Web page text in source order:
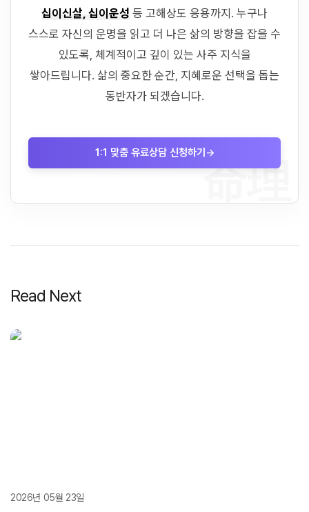
命理
십이신살, 십이운성 등 고해상도 응용까지. 누구나
스스로 자신의 운명을 읽고 더 나은 삶의 방향을 잡을 수
있도록, 체계적이고 깊이 있는 사주 지식을
쌓아드립니다. 삶의 중요한 순간, 지혜로운 선택을 돕는
동반자가 되겠습니다.
1:1 맞춤 유료상담 신청하기 →
Read Next
2026년 05월 23일